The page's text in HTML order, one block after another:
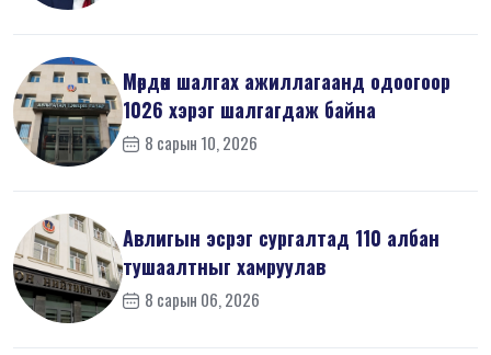
Мөрдөн шалгах ажиллагаанд одоогоор
1026 хэрэг шалгагдаж байна
8 сарын 10, 2026
Авлигын эсрэг сургалтад 110 албан
тушаалтныг хамруулав
8 сарын 06, 2026